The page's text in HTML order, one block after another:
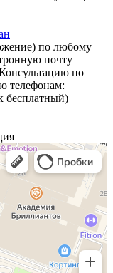
по любому
почту
по
телефонам:
бесплатный)